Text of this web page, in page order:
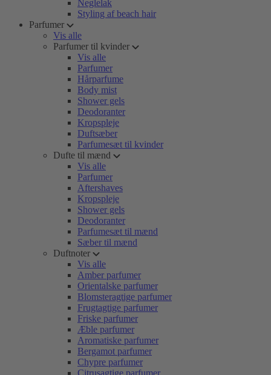
Neglelak
Styling af beach hair
Parfumer
Vis alle
Parfumer til kvinder
Vis alle
Parfumer
Hårparfume
Body mist
Shower gels
Deodoranter
Kropspleje
Duftsæber
Parfumesæt til kvinder
Dufte til mænd
Vis alle
Parfumer
Aftershaves
Kropspleje
Shower gels
Deodoranter
Parfumesæt til mænd
Sæber til mænd
Duftnoter
Vis alle
Amber parfumer
Orientalske parfumer
Blomsteragtige parfumer
Frugtagtige parfumer
Friske parfumer
Æble parfumer
Aromatiske parfumer
Bergamot parfumer
Chypre parfumer
Citrusagtige parfumer